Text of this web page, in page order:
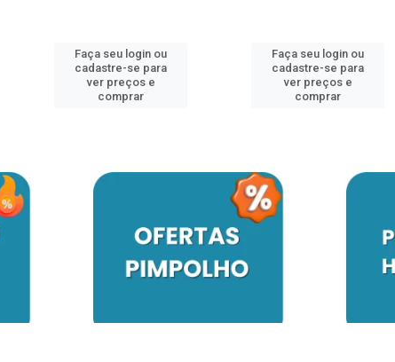
Faça seu login ou
cadastre-se para
ver preços e
comprar
Faça seu login ou
cadastre-se para
ver preços e
comprar